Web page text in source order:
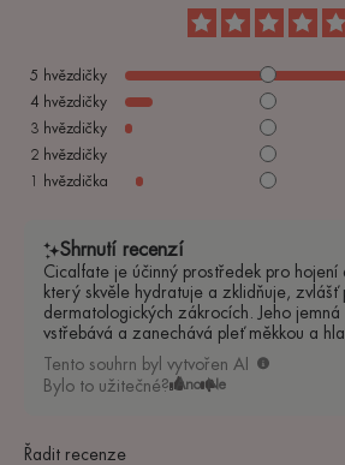
5 hvězdičky
4 hvězdičky
3 hvězdičky
2 hvězdičky
1
hvězdička
Shrnutí recenzí
Cicalfate je účinný prostředek pro hojení
který skvěle hydratuje a zklidňuje, zvlášť
dermatologických zákrocích. Jeho
vstřebává a zanechává pleť měkkou a
Tento souhrn byl vytvořen AI
Bylo to užitečné? Ano Ne
Řadit recenze